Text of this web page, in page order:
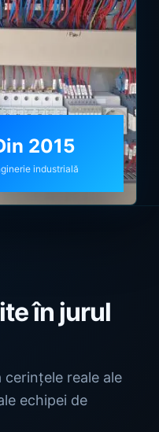
2015
industrială
în jurul
reale ale
echipei de